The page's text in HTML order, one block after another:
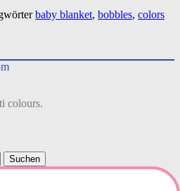
baby blanket, bobbles, colors
colours.